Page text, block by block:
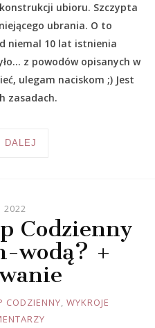
ubioru. Szczypta
ubrania. O to
niemal 10 lat istnienia
z powodów opisanych w
ulegam naciskom ;) Jest
zasadach.
DALEJ
2022
Codzienny
wodą? +
CODZIENNY, WYKROJE